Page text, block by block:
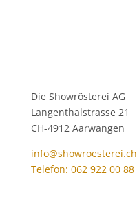
Die Showrösterei AG
Langenthalstrasse 21
CH-4912 Aarwangen
info@showroesterei.ch
Telefon: 062 922 00 88